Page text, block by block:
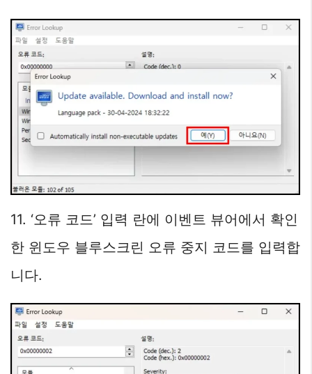
11. ‘오류 코드’ 입력 란에 이벤트 뷰어에서 확인
한 윈도우 블루스크린 오류 중지 코드를 입력합
니다.